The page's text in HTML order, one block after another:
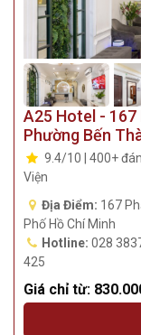
A25 Hotel - 167
Phường Bến
9.4/10 | 400+
Viện
Địa Điểm: 167
Phố Hồ Chí Minh
Hotline: 028
425
Giá chỉ từ: